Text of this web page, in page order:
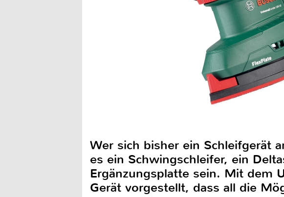
Wer sich bisher ein Schleifgerät
es ein Schwingschleifer, ein
Ergänzungsplatte sein. Mit dem
Gerät vorgestellt, dass all die